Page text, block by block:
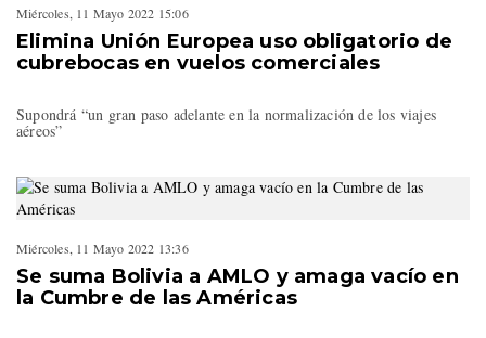
Miércoles, 11 Mayo 2022 15:06
Elimina Unión Europea uso obligatorio de
cubrebocas en vuelos comerciales
Supondrá “un gran paso adelante en la normalización de los viajes
aéreos”
Miércoles, 11 Mayo 2022 13:36
Se suma Bolivia a AMLO y amaga vacío en
la Cumbre de las Américas